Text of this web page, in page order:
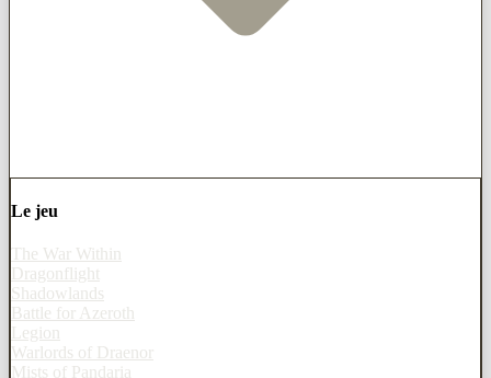
Le jeu
The War Within
Dragonflight
Shadowlands
Battle for Azeroth
Legion
Warlords of Draenor
Mists of Pandaria